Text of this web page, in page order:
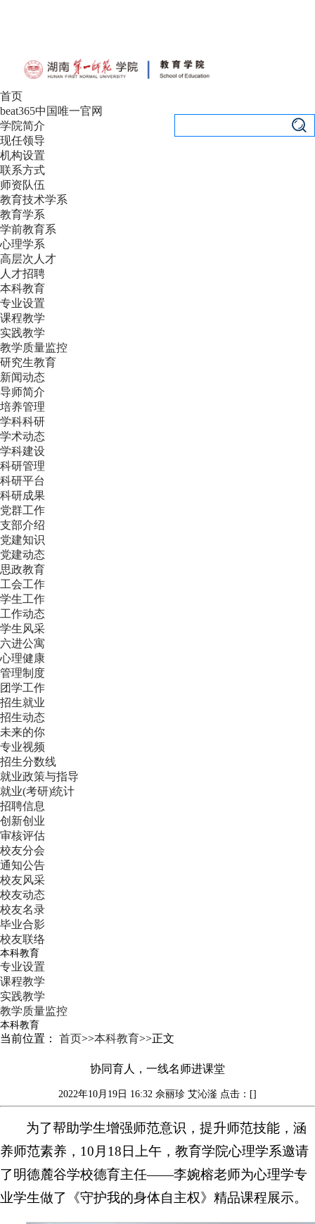
首页
beat365中国唯一官网
学院简介
现任领导
机构设置
联系方式
师资队伍
教育技术学系
教育学系
学前教育系
心理学系
高层次人才
人才招聘
本科教育
专业设置
课程教学
实践教学
教学质量监控
研究生教育
新闻动态
导师简介
培养管理
学科科研
学术动态
学科建设
科研管理
科研平台
科研成果
党群工作
支部介绍
党建知识
党建动态
思政教育
工会工作
学生工作
工作动态
学生风采
六进公寓
心理健康
管理制度
团学工作
招生就业
招生动态
未来的你
专业视频
招生分数线
就业政策与指导
就业(考研)统计
招聘信息
创新创业
审核评估
校友分会
通知公告
校友风采
校友动态
校友名录
毕业合影
校友联络
本科教育
专业设置
课程教学
实践教学
教学质量监控
本科教育
当前位置： 首页>>本科教育>>正文
协同育人，一线名师进课堂
2022年10月19日 16:32 佘丽珍 艾沁滏 点击：[]
为了帮助学生增强师范意识，提升师范技能，涵
养师范素养，10月18日上午，教育学院心理学系邀请
了明德麓谷学校德育主任——李婉榕老师为心理学专
业学生做了《守护我的身体自主权》精品课程展示。